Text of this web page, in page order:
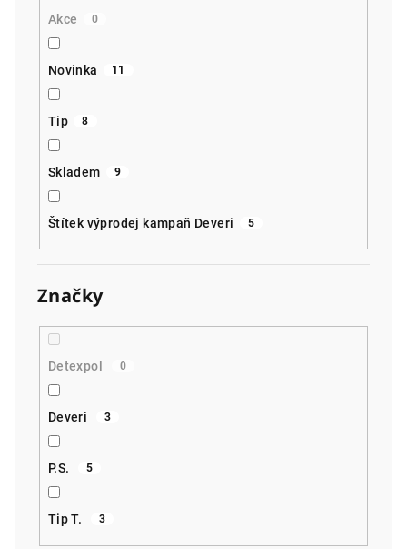
Akce 0
Novinka 11
Tip 8
Skladem 9
Štítek výprodej kampaň Deveri 5
Značky
Detexpol 0
Deveri 3
P.S. 5
Tip T. 3